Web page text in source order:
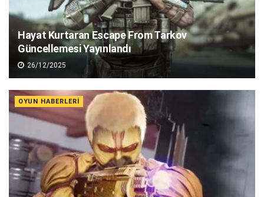
Hayat Kurtaran Escape From Tarkov
Güncellemesi Yayınlandı
26/12/2025
OYUN HABERLERI